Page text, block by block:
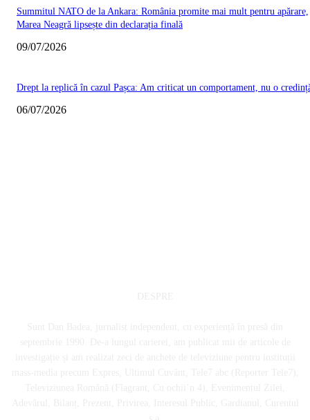
Summitul NATO de la Ankara: România promite mai mult pentru apărare,
Marea Neagră lipsește din declarația finală
09/07/2026
Drept la replică în cazul Pașca: Am criticat un comportament, nu o
06/07/2026